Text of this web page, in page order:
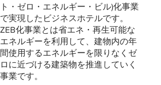
ト・ゼロ・エネルギー・ビル)化事業
で実現したビジネスホテルです。
ZEB化事業とは省エネ・再生可能な
エネルギーを利用して、建物内の年
間使用するエネルギーを限りなくゼ
ロに近づける建築物を推進していく
事業です。